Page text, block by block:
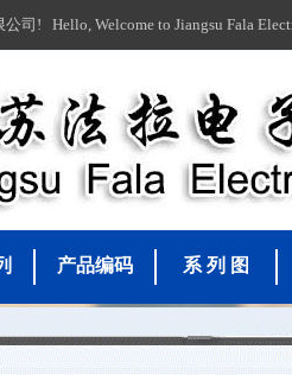
司! Hello, Welcome to Jiangsu Fala
产品编码 系 列 图